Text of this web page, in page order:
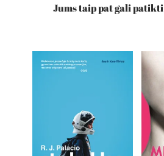
Jums taip pat gali patikti